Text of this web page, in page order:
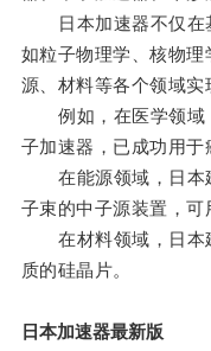
日本加速器不仅在
如粒子物理学、核物
源、材料等各个领域实
例如，在医学领域
子加速器，已成功用于
在能源领域，日本
子束的中子源装置，可
在材料领域，日本
质的硅晶片。
日本加速器最新版